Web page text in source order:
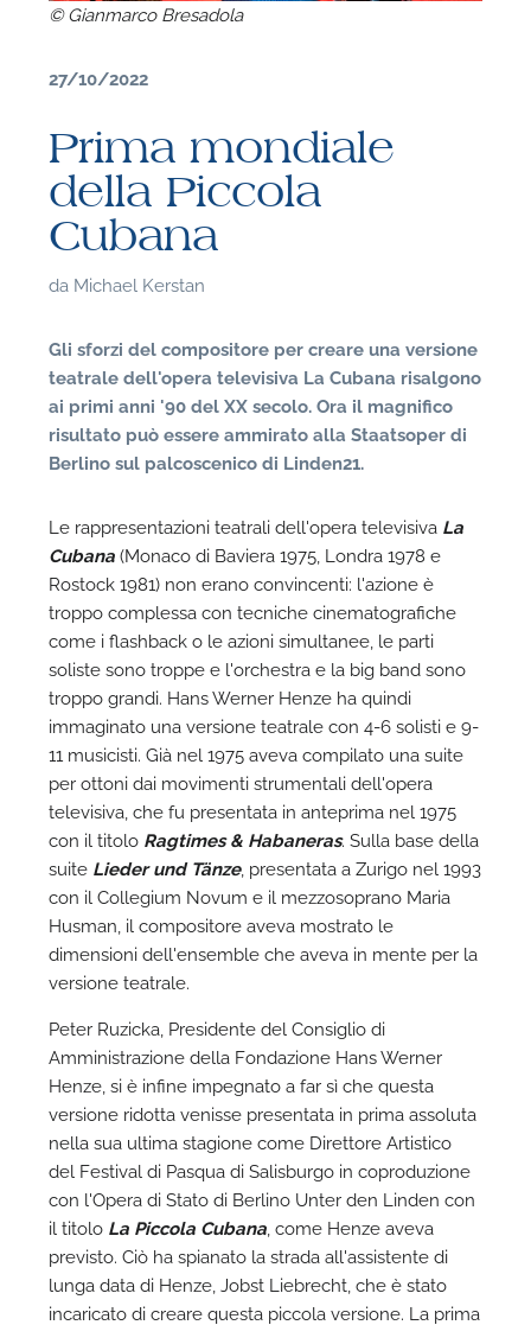
© Gianmarco Bresadola
27/10/2022
Prima mondiale
della Piccola
Cubana
da Michael Kerstan
Gli sforzi del compositore per creare una versione
teatrale dell'opera televisiva La Cubana risalgono
ai primi anni '90 del XX secolo. Ora il magnifico
risultato può essere ammirato alla Staatsoper di
Berlino sul palcoscenico di Linden21.
Le rappresentazioni teatrali dell'opera televisiva La
Cubana (Monaco di Baviera 1975, Londra 1978 e
Rostock 1981) non erano convincenti: l'azione è
troppo complessa con tecniche cinematografiche
come i flashback o le azioni simultanee, le parti
soliste sono troppe e l'orchestra e la big band sono
troppo grandi. Hans Werner Henze ha quindi
immaginato una versione teatrale con 4-6 solisti e 9-
11 musicisti. Già nel 1975 aveva compilato una suite
per ottoni dai movimenti strumentali dell'opera
televisiva, che fu presentata in anteprima nel 1975
con il titolo Ragtimes & Habaneras. Sulla base della
suite Lieder und Tänze, presentata a Zurigo nel 1993
con il Collegium Novum e il mezzosoprano Maria
Husman, il compositore aveva mostrato le
dimensioni dell'ensemble che aveva in mente per la
versione teatrale.
Peter Ruzicka, Presidente del Consiglio di
Amministrazione della Fondazione Hans Werner
Henze, si è infine impegnato a far sì che questa
versione ridotta venisse presentata in prima assoluta
nella sua ultima stagione come Direttore Artistico
del Festival di Pasqua di Salisburgo in coproduzione
con l'Opera di Stato di Berlino Unter den Linden con
il titolo La Piccola Cubana , come Henze aveva
previsto. Ciò ha spianato la strada all'assistente di
lunga data di Henze, Jobst Liebrecht, che è stato
incaricato di creare questa piccola versione. La prima